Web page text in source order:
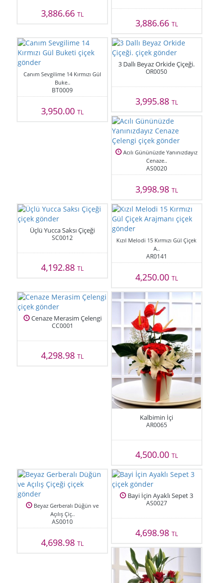
3,886.66TL
3,886.66 TL
Canım Sevgilime 14 Kırmızı Gül
Buke..
BT0009
3,950.00TL
3 Dallı Beyaz Orkide Çiçeği.
OR0050
3,995.88 TL
Acılı Gününüzde Yanınızdayız
Cenaze..
AS0020
3,998.98 TL
Üçlü Yucca Saksı Çiçeği
SC0012
4,192.88TL
Kızıl Melodi 15 Kırmızı Gül Çiçek
A..
AR0141
4,250.00 TL
Cenaze Merasim Çelengi
CC0001
4,298.98TL
Kalbimin İçi
AR0065
4,500.00 TL
Beyaz Gerberalı Düğün ve
Açılış Çiç..
AS0010
4,698.98TL
Bayi İçin Ayaklı Sepet 3
AS0027
4,698.98 TL